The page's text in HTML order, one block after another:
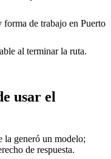
de trabajo en Puerto
al terminar la ruta.
usar el
la generó un modelo;
de respuesta.